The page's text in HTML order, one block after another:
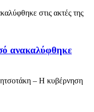
ανακαλύφθηκε